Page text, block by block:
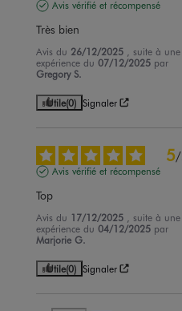
Avis vérifié et récompensé
Très bien
Avis du 26/12/2025
, suite à une
expérience du07/12/2025 par
Gregory S.
Utile(0) Signaler
5/
Avis vérifié et récompensé
Top
Avis du 17/12/2025
, suite à une
expérience du04/12/2025 par
Marjorie G.
Utile(0) Signaler